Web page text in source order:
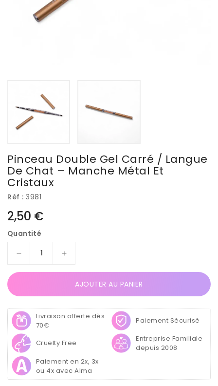
Pinceau Double Gel Carré / Langue
De Chat – Manche Métal Et
Cristaux
Réf : 3981
Prix
habituel
2,50 €
Quantité
Réduire
Pinceau
Double
Gel
Carré
/
Langue
de
Chat
–
Augmenter
Pinceau
Double
Gel
/
de
Chat
–
AJOUTER AU PANIER
Livraison offerte dès
70€
Paiement Sécurisé
Cruelty Free
Entreprise Familiale
depuis 2008
Paiement en 2x, 3x
ou 4x avec Alma